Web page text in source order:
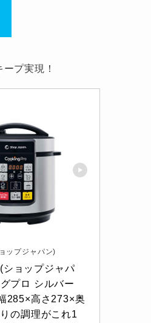
プ実現！
ップジャパン)
ョップジャパ
プロ シルバー
285×高さ273×奥
の調理がこれ1